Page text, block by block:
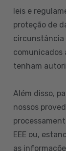
leis e
proteção de
circunstância
comunicados
tenham
Além disso,
nossos
EEE ou,
as